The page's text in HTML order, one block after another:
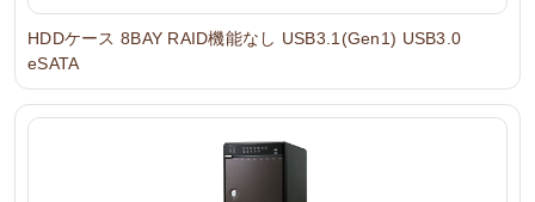
HDDケース 8BAY RAID機能なし USB3.1(Gen1) USB3.0
eSATA